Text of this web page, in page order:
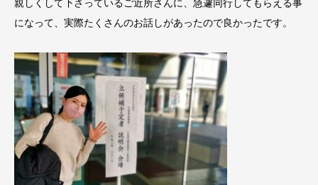
親しくして下さっているご近所さんに、急遽同行してもらえる事
になって、実際たくさんのお話しがあったので良かったです。